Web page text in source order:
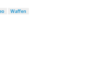
Waffen